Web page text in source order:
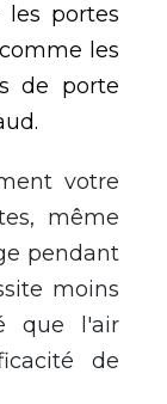
les portes
les
de porte
votre
même
pendant
moins
que l'air
é de